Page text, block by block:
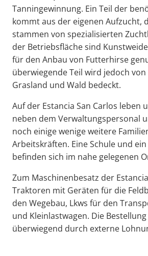
Tanningewinnung. Ein Teil der
kommt aus der eigenen Aufzucht,
stammen von spezialisierten
der Betriebsfläche sind
für den Anbau von Futterhirse
überwiegende Teil wird jedoch
Grasland und Wald bedeckt.
Auf der Estancia San Carlos leben
neben dem Verwaltungspersonal
noch einige wenige weitere
Arbeitskräften. Eine Schule und
befinden sich im nahe gelegenen
Zum Maschinenbesatz der
Traktoren mit Geräten für die
den Wegebau, Lkws für den
und Kleinlastwagen. Die
überwiegend durch externe